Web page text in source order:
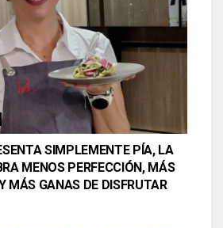
SIMPLEMENTE PÍA, LA
MENOS PERFECCIÓN, MÁS
MÁS GANAS DE DISFRUTAR